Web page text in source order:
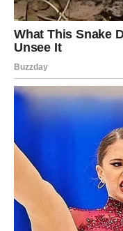
Biće više podrške,
da vjerujete jedno
NE
Ponekad se
onako kako ste željeli.
Ali zvijezde vam
sebe.